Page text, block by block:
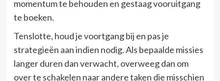
momentum te behouden en gestaag vooruitgang
te boeken.
Tenslotte, houd je voortgang bij en pas je
strategieën aan indien nodig. Als bepaalde missies
langer duren dan verwacht, overweeg dan om
over te schakelen naar andere taken die misschien